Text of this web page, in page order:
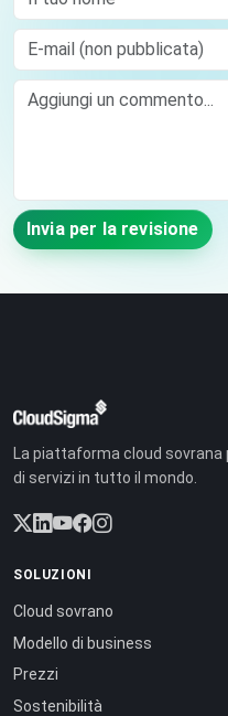
E-mail (non pubblicata)
Comment
Invia per la revisione
La piattaforma cloud sovrana
di servizi in tutto il mondo.
SOLUZIONI
Cloud sovrano
Modello di business
Prezzi
Sostenibilità